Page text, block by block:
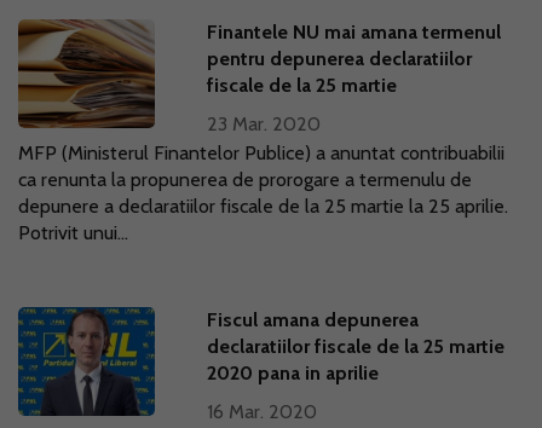
Finantele NU mai amana termenul
pentru depunerea declaratiilor
fiscale de la 25 martie
23 Mar. 2020
MFP (Ministerul Finantelor Publice) a anuntat contribuabilii
ca renunta la propunerea de prorogare a termenulu de
depunere a declaratiilor fiscale de la 25 martie la 25 aprilie.
Potrivit unui...
Fiscul amana depunerea
declaratiilor fiscale de la 25 martie
2020 pana in aprilie
16 Mar. 2020